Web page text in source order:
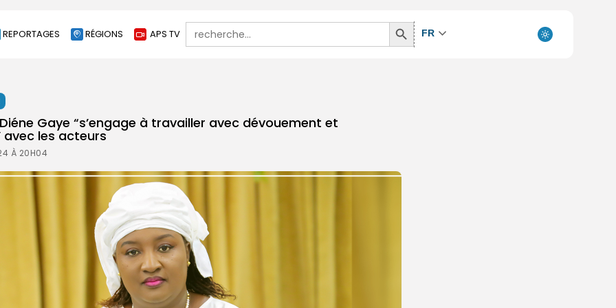
REPORTAGES RÉGIONS APS TV
Search
for:
Search
Button
FR
Gaye “s’engage à travailler avec dévouement et
avec les acteurs
À 20H04